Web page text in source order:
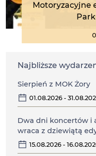
Motoryzacyjne
Najbliższe
Sierpień z MOK Żory
01.08.2026 -
Dwa dni koncertów i
wraca z dziewiątą
15.08.2026 -